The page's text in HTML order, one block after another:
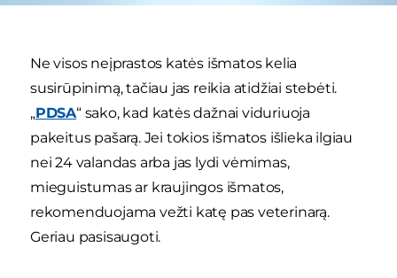
Ne visos neįprastos katės išmatos kelia
susirūpinimą, tačiau jas reikia atidžiai stebėti.
„PDSA“ sako, kad katės dažnai viduriuoja
pakeitus pašarą. Jei tokios išmatos išlieka ilgiau
nei 24 valandas arba jas lydi vėmimas,
mieguistumas ar kraujingos išmatos,
rekomenduojama vežti katę pas veterinarą.
Geriau pasisaugoti.